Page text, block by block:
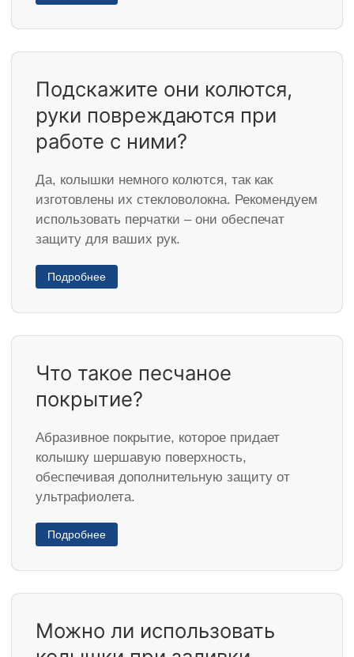
Подскажите они колются,
руки повреждаются при
работе с ними?
Да, колышки немного колются, так как
изготовлены их стекловолокна. Рекомендуем
использовать перчатки – они обеспечат
защиту для ваших рук.
Подробнее
Что такое песчаное
покрытие?
Абразивное покрытие, которое придает
колышку шершавую поверхность,
обеспечивая дополнительную защиту от
ультрафиолета.
Подробнее
Можно ли использовать